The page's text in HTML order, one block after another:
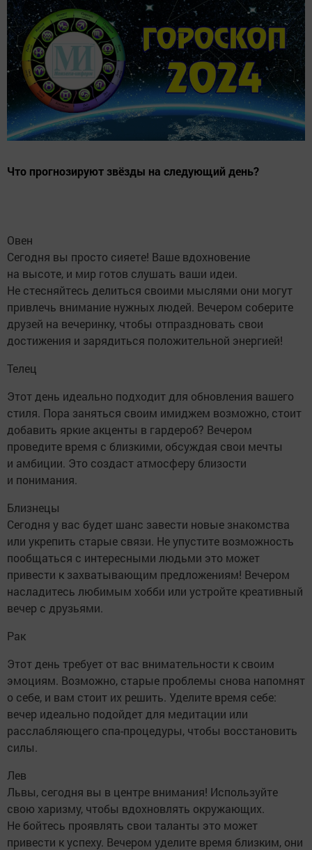
Что прогнозируют звёзды на следующий день?
Овен
Сегодня вы просто сияете! Ваше вдохновение
на высоте, и мир готов слушать ваши идеи.
Не стесняйтесь делиться своими мыслями они могут
привлечь внимание нужных людей. Вечером соберите
друзей на вечеринку, чтобы отпраздновать свои
достижения и зарядиться положительной энергией!
Телец
Этот день идеально подходит для обновления вашего
стиля. Пора заняться своим имиджем возможно, стоит
добавить яркие акценты в гардероб? Вечером
проведите время с близкими, обсуждая свои мечты
и амбиции. Это создаст атмосферу близости
и понимания.
Близнецы
Сегодня у вас будет шанс завести новые знакомства
или укрепить старые связи. Не упустите возможность
пообщаться с интересными людьми это может
привести к захватывающим предложениям! Вечером
насладитесь любимым хобби или устройте креативный
вечер с друзьями.
Рак
Этот день требует от вас внимательности к своим
эмоциям. Возможно, старые проблемы снова напомнят
о себе, и вам стоит их решить. Уделите время себе:
вечер идеально подойдет для медитации или
расслабляющего спа-процедуры, чтобы восстановить
силы.
Лев
Львы, сегодня вы в центре внимания! Используйте
свою харизму, чтобы вдохновлять окружающих.
Не бойтесь проявлять свои таланты это может
привести к успеху. Вечером уделите время близким, они